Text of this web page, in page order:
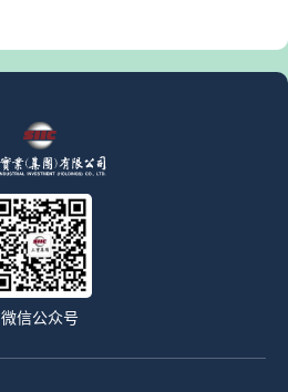
微信公众号